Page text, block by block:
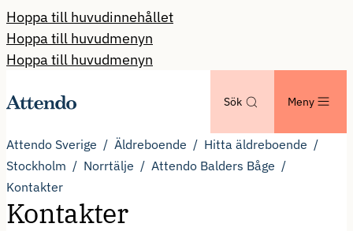
Hoppa till huvudinnehållet
Hoppa till huvudmenyn
Hoppa till huvudmenyn
Sök Meny
Attendo Sverige Äldreboende
Hitta äldreboende
Stockholm
Norrtälje
Attendo Balders Båge
Kontakter
Kontakter